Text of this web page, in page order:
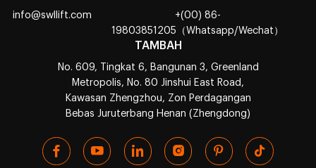
info@swllift.com
+(00) 86-
19803851205（Whatsapp/Wechat）
TAMBAH
No. 609, Tingkat 6, Bangunan 3, Greenland
Metropolis, No. 80 Jinshui East Road,
Kawasan Zhengzhou, Zon Perdagangan
Bebas Juruterbang Henan (Zhengdong)